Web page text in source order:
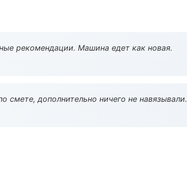
рекомендации. Машина едет как новая.
смете, дополнительно ничего не навязывали.